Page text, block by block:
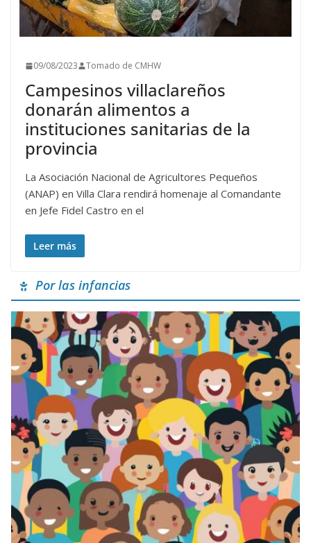
09/08/2023 Tomado de CMHW
Campesinos villaclareños
donarán alimentos a
instituciones sanitarias de la
provincia
La Asociación Nacional de Agricultores Pequeños
(ANAP) en Villa Clara rendirá homenaje al Comandante
en Jefe Fidel Castro en el
Leer más
Por las infancias